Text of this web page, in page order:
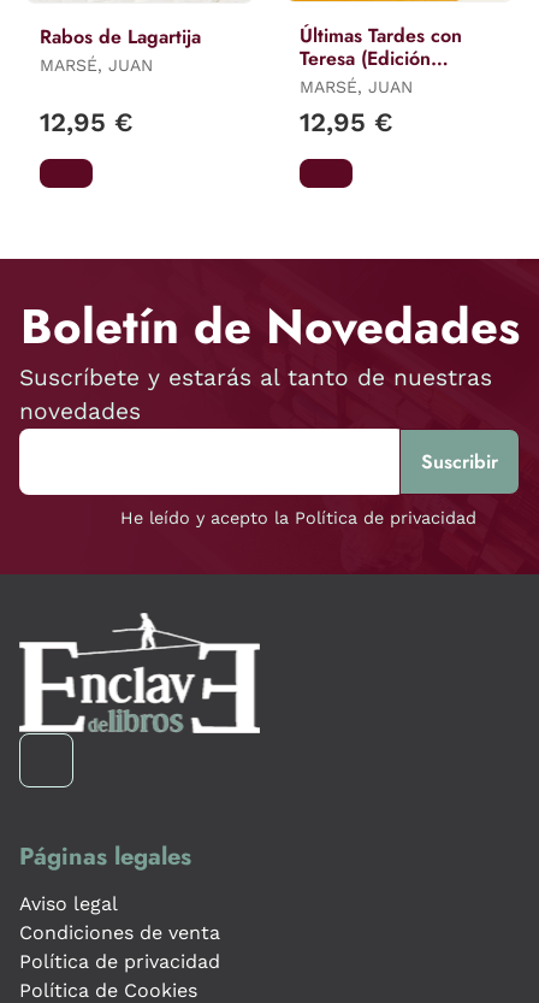
Rabos de Lagartija
MARSÉ, JUAN
12,95 €
Últimas Tardes con
Teresa (Edición
Escolar)
MARSÉ, JUAN
12,95 €
Boletín de Novedades
Suscríbete y estarás al tanto de nuestras
novedades
He leído y acepto la Política de privacidad
Páginas legales
Aviso legal
Condiciones de venta
Política de privacidad
Política de Cookies